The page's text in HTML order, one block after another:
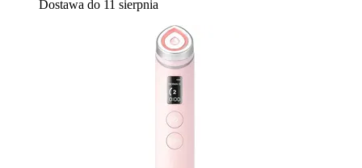
Dostawa do 11 sierpnia